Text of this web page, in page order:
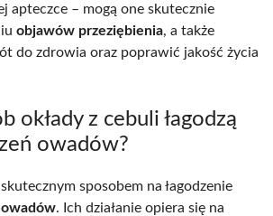
apteczce – mogą one skutecznie
objawów przeziębienia, a także
do zdrowia oraz poprawić jakość życia
okłady z cebuli łagodzą
owadów?
sposobem na łagodzenie
. Ich działanie opiera się na